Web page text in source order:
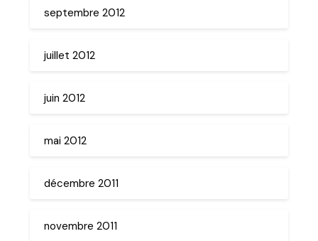
septembre 2012
juillet 2012
juin 2012
mai 2012
décembre 2011
novembre 2011